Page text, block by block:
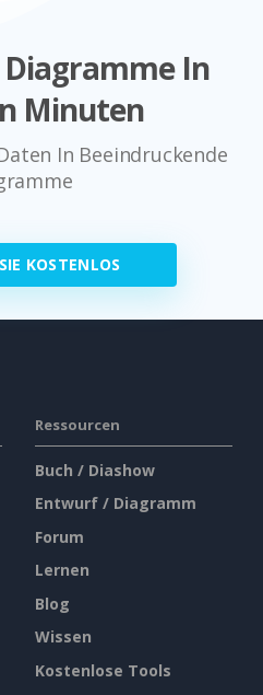
Diagramme In
Minuten
In Beeindruckende
KOSTENLOS
Ressourcen
Buch / Diashow
Entwurf / Diagramm
Forum
Lernen
Blog
Wissen
Kostenlose Tools